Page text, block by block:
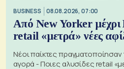
BUSINESS 08.08.2026, 07:00
Από New Yorker μέχρι
retail «μετρά» νέες
Νέοι παίκτες
αγορά - Ποιες αλυσίδες retail